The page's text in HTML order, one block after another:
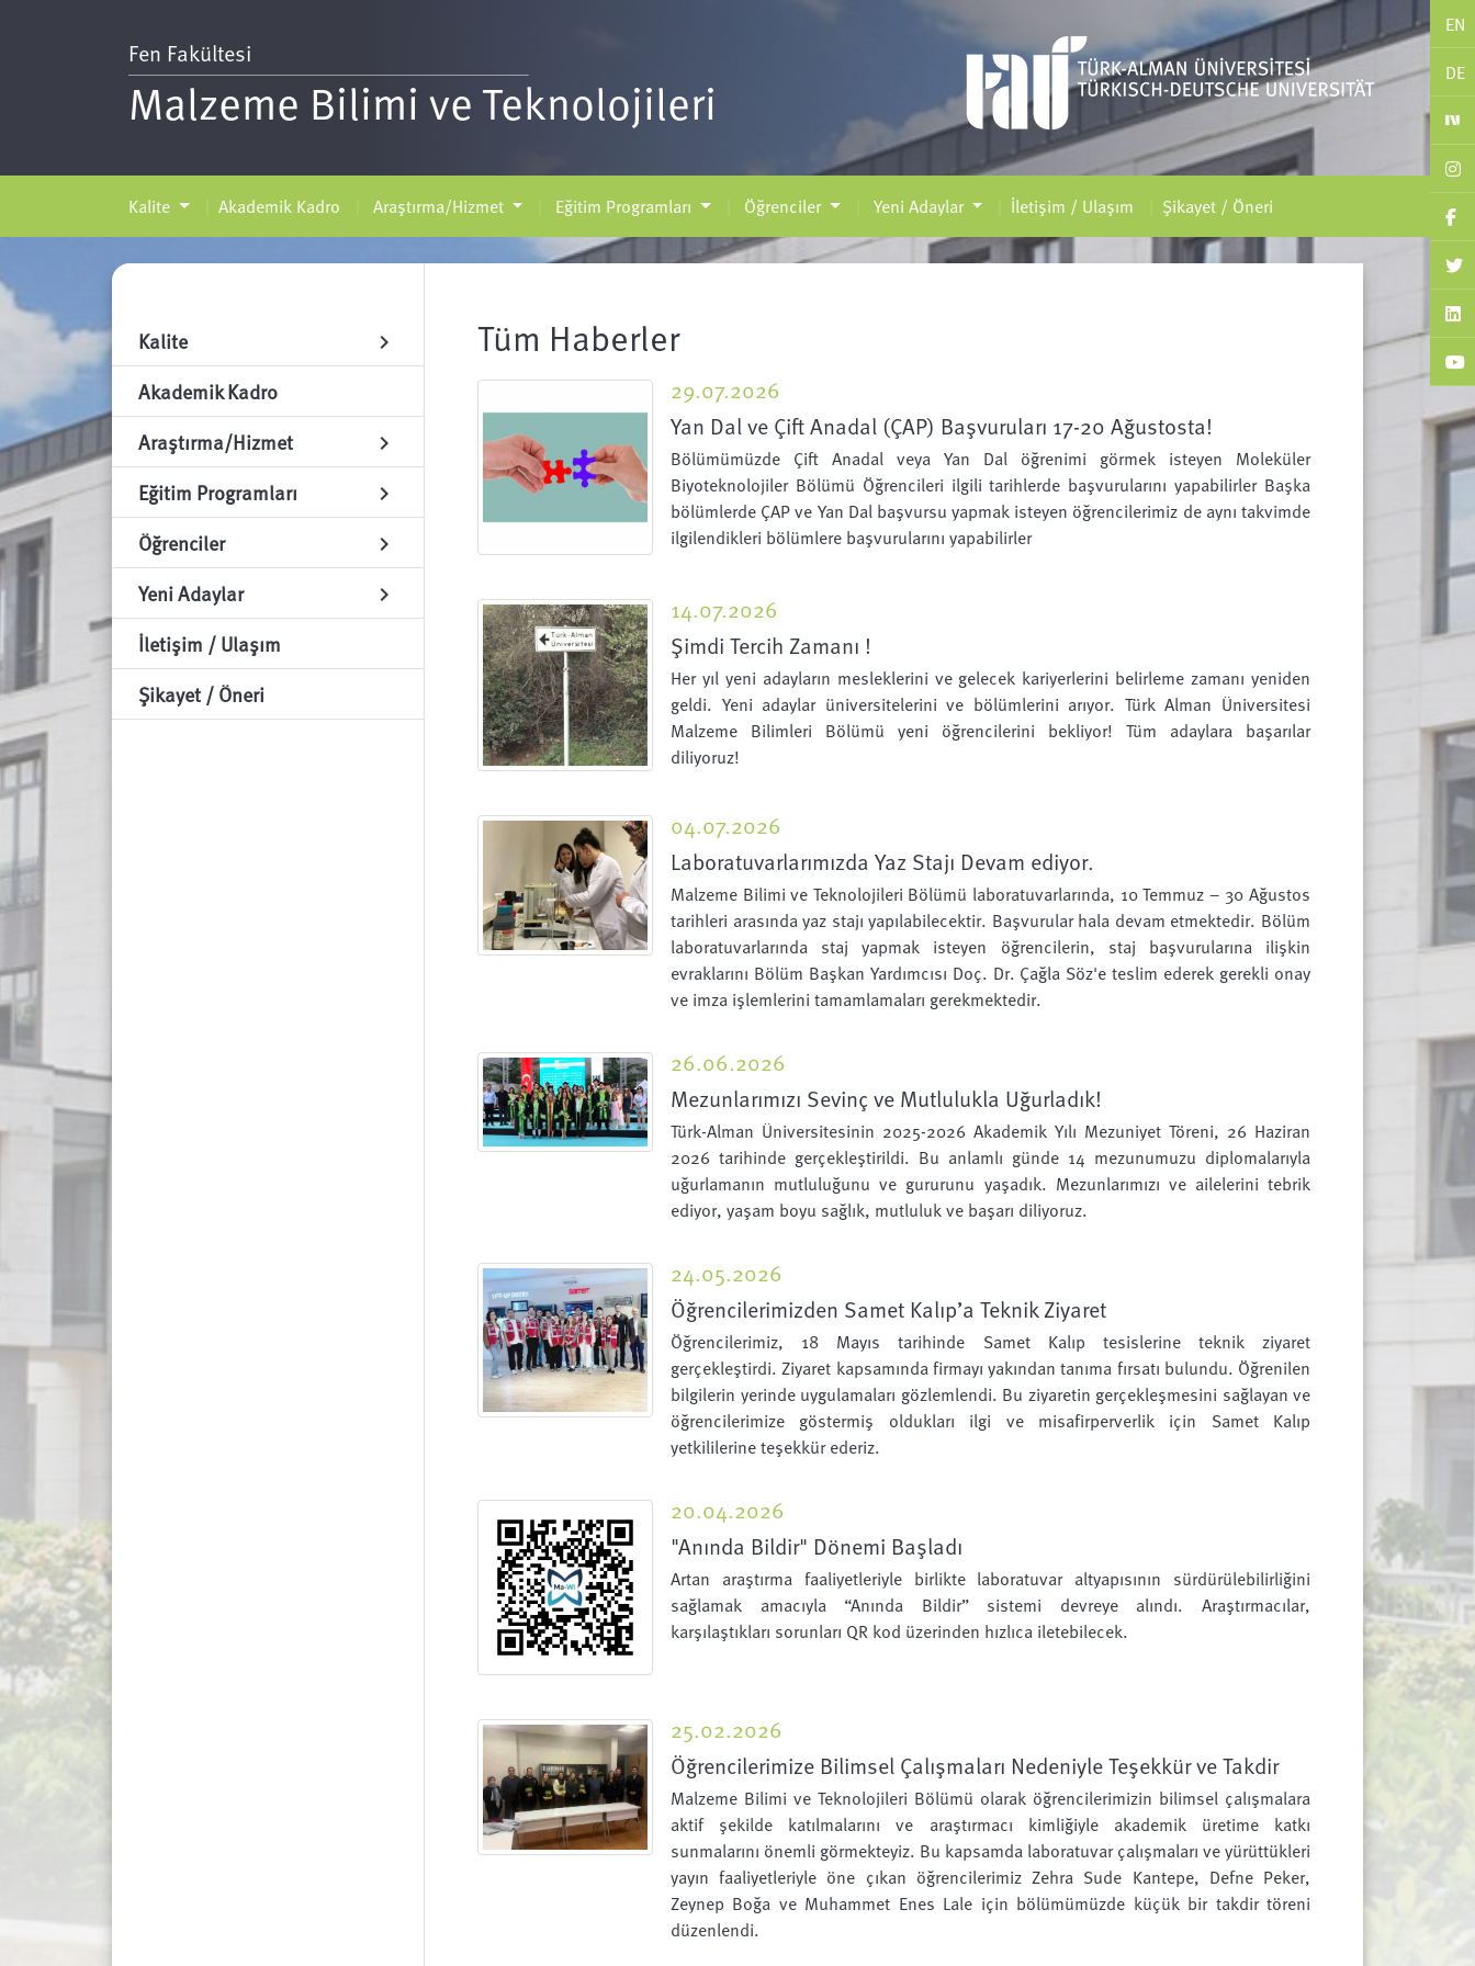
EN
DE
Fen Fakültesi
Malzeme Bilimi ve Teknolojileri
Kalite Akademik Kadro Araştırma/Hizmet Eğitim Programları Öğrenciler Yeni Adaylar İletişim / Ulaşım Şikayet / Öneri
Kalite chevron_right
Akademik Kadro
Araştırma/Hizmet
chevron_right
Eğitim Programları chevron_right
Öğrenciler chevron_right
Yeni Adaylar chevron_right
İletişim / Ulaşım
Şikayet / Öneri
Tüm Haberler
29.07.2026
Yan Dal ve Çift Anadal (ÇAP) Başvuruları 17-20 Ağustosta!
Bölümümüzde Çift Anadal veya Yan Dal öğrenimi görmek isteyen Moleküler
Biyoteknolojiler Bölümü Öğrencileri ilgili tarihlerde başvurularını yapabilirler Başka
bölümlerde ÇAP ve Yan Dal başvursu yapmak isteyen öğrencilerimiz de aynı takvimde
ilgilendikleri bölümlere başvurularını yapabilirler
14.07.2026
Şimdi Tercih Zamanı !
Her yıl yeni adayların mesleklerini ve gelecek kariyerlerini belirleme zamanı yeniden
geldi. Yeni adaylar üniversitelerini ve bölümlerini arıyor. Türk Alman Üniversitesi
Malzeme Bilimleri Bölümü yeni öğrencilerini bekliyor! Tüm adaylara başarılar
diliyoruz!
04.07.2026
Laboratuvarlarımızda Yaz Stajı Devam ediyor.
Malzeme Bilimi ve Teknolojileri Bölümü laboratuvarlarında, 10 Temmuz – 30 Ağustos
tarihleri arasında yaz stajı yapılabilecektir. Başvurular hala devam etmektedir. Bölüm
laboratuvarlarında staj yapmak isteyen öğrencilerin, staj başvurularına ilişkin
evraklarını Bölüm Başkan Yardımcısı Doç. Dr. Çağla Söz'e teslim ederek gerekli onay
ve imza işlemlerini tamamlamaları gerekmektedir.
26.06.2026
Mezunlarımızı Sevinç ve Mutlulukla Uğurladık!
Türk-Alman Üniversitesinin 2025-2026 Akademik Yılı Mezuniyet Töreni, 26 Haziran
2026 tarihinde gerçekleştirildi. Bu anlamlı günde 14 mezunumuzu diplomalarıyla
uğurlamanın mutluluğunu ve gururunu yaşadık. Mezunlarımızı ve ailelerini tebrik
ediyor, yaşam boyu sağlık, mutluluk ve başarı diliyoruz.
24.05.2026
Öğrencilerimizden Samet Kalıp’a Teknik Ziyaret
Öğrencilerimiz, 18 Mayıs tarihinde Samet Kalıp tesislerine teknik ziyaret
gerçekleştirdi. Ziyaret kapsamında firmayı yakından tanıma fırsatı bulundu. Öğrenilen
bilgilerin yerinde uygulamaları gözlemlendi. Bu ziyaretin gerçekleşmesini sağlayan ve
öğrencilerimize göstermiş oldukları ilgi ve misafirperverlik için Samet Kalıp
yetkililerine teşekkür ederiz.
20.04.2026
"Anında Bildir" Dönemi Başladı
Artan araştırma faaliyetleriyle birlikte laboratuvar altyapısının sürdürülebilirliğini
sağlamak amacıyla “Anında Bildir” sistemi devreye alındı. Araştırmacılar,
karşılaştıkları sorunları QR kod üzerinden hızlıca iletebilecek.
25.02.2026
Öğrencilerimize Bilimsel Çalışmaları Nedeniyle Teşekkür ve Takdir
Malzeme Bilimi ve Teknolojileri Bölümü olarak öğrencilerimizin bilimsel çalışmalara
aktif şekilde katılmalarını ve araştırmacı kimliğiyle akademik üretime katkı
sunmalarını önemli görmekteyiz. Bu kapsamda laboratuvar çalışmaları ve yürüttükleri
yayın faaliyetleriyle öne çıkan öğrencilerimiz Zehra Sude Kantepe, Defne Peker,
Zeynep Boğa ve Muhammet Enes Lale için bölümümüzde küçük bir takdir töreni
düzenlendi.